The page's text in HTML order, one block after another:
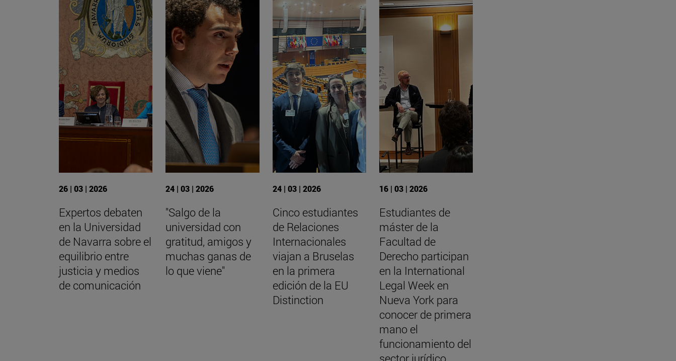
26 | 03 | 2026
Expertos debaten
en la Universidad
de Navarra sobre el
equilibrio entre
justicia y medios
de comunicación
24 | 03 | 2026
"Salgo de la
universidad con
gratitud, amigos y
muchas ganas de
lo que viene"
24 | 03 | 2026
Cinco estudiantes
de Relaciones
Internacionales
viajan a Bruselas
en la primera
edición de la EU
Distinction
16 | 03 | 2026
Estudiantes de
máster de la
Facultad de
Derecho participan
en la International
Legal Week en
Nueva York para
conocer de primera
mano el
funcionamiento del
sector jurídico